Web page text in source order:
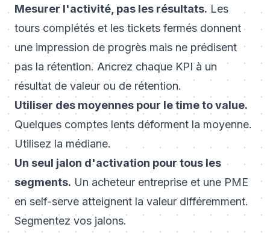
Mesurer l'activité, pas les résultats. Les
tours complétés et les tickets fermés donnent
une impression de progrès mais ne prédisent
pas la rétention. Ancrez chaque KPI à un
résultat de valeur ou de rétention.
Utiliser des moyennes pour le time to value.
Quelques comptes lents déforment la moyenne.
Utilisez la médiane.
Un seul jalon d'activation pour tous les
segments. Un acheteur entreprise et une PME
en self-serve atteignent la valeur différemment.
Segmentez vos jalons.